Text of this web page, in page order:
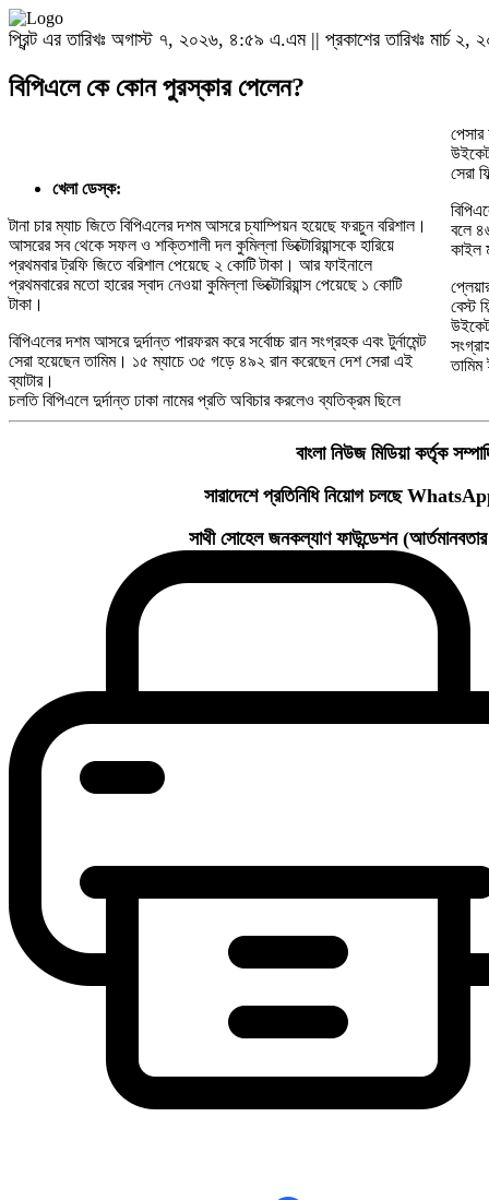
প্রিন্ট এর তারিখঃ অগাস্ট ৭, ২০২৬, ৪:৫৯ এ.এম || প্রকাশের তারিখঃ মার্চ
বিপিএলে কে কোন পুরস্কার পেলেন?
খেলা ডেস্ক:
টানা চার ম্যাচ জিতে বিপিএলের দশম আসরে চ্যাম্পিয়ন হয়েছে ফরচুন বরিশাল।
আসরের সব থেকে সফল ও শক্তিশালী দল কুমিল্লা ভিক্টোরিয়ান্সকে হারিয়ে
প্রথমবার ট্রফি জিতে বরিশাল পেয়েছে ২ কোটি টাকা। আর ফাইনালে
প্রথমবারের মতো হারের স্বাদ নেওয়া কুমিল্লা ভিক্টোরিয়ান্স পেয়েছে ১ কোটি
টাকা।
বিপিএলের দশম আসরে দুর্দান্ত পারফরম করে সর্বোচ্চ রান সংগ্রহক এবং টুর্নামেন্ট
সেরা হয়েছেন তামিম। ১৫ ম্যাচে ৩৫ গড়ে ৪৯২ রান করেছেন দেশ সেরা এই
ব্যাটার।
চলতি বিপিএলে দুর্দান্ত ঢাকা নামের প্রতি অবিচার করলেও ব্যতিক্রম ছিলে
সেরা
বলে
কাইল
বেস্ট
বাংলা নিউজ মিডিয়া কর্তৃক
সারাদেশে প্রতিনিধি নিয়োগ চলছে
সাথী সোহেল জনকল্যাণ ফাউন্ডেশন